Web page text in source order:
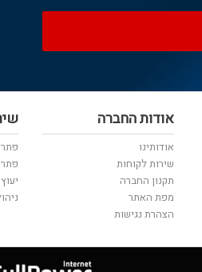
אודות החברה
אודותינו
שירות לקוחות
תקנון החברה
מפת האתר
הצהרת נגישות